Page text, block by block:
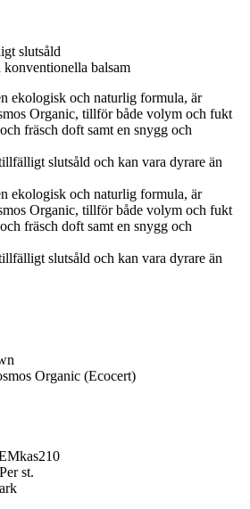
slutsåld
balsam
ekologisk och naturlig formula, är
Organic, tillför både volym och fukt
fräsch doft samt en snygg och
slutsåld och kan vara dyrare än
ekologisk och naturlig formula, är
Organic, tillför både volym och fukt
fräsch doft samt en snygg och
slutsåld och kan vara dyrare än
Organic (Ecocert)
st.